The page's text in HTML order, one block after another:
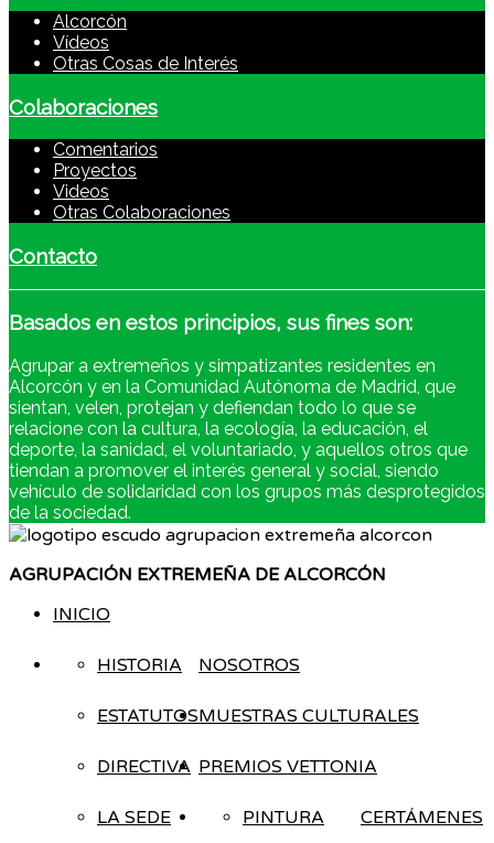
Alcorcón
Vídeos
Otras Cosas de Interés
Colaboraciones
Comentarios
Proyectos
Videos
Otras Colaboraciones
Contacto
Basados en estos principios, sus fines son:
Agrupar a extremeños y simpatizantes residentes en
Alcorcón y en la Comunidad Autónoma de Madrid, que
sientan, velen, protejan y defiendan todo lo que se
relacione con la cultura, la ecología, la educación, el
deporte, la sanidad, el voluntariado, y aquellos otros que
tiendan a promover el interés general y social, siendo
vehículo de solidaridad con los grupos más desprotegidos
de la sociedad.
AGRUPACIÓN EXTREMEÑA DE ALCORCÓN
INICIO
NOSOTROS
HISTORIA
ESTATUTOS
DIRECTIVA
LA SEDE
MUESTRAS CULTURALES
PREMIOS VETTONIA
CERTÁMENES
PINTURA